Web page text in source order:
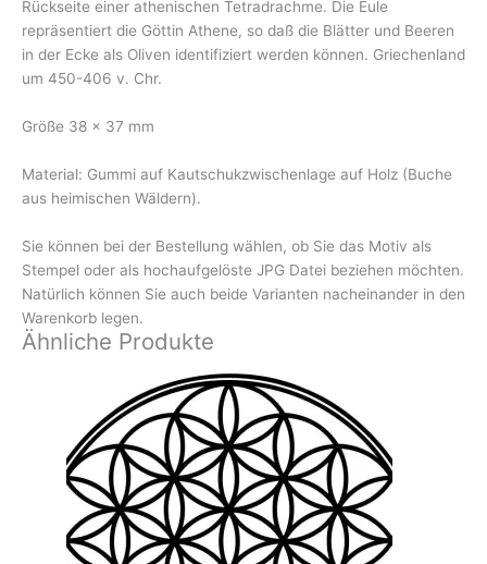
Rückseite einer athenischen Tetradrachme. Die Eule
repräsentiert die Göttin Athene, so daß die Blätter und Beeren
in der Ecke als Oliven identifiziert werden können. Griechenland
um 450-406 v. Chr.
Größe 38 x 37 mm
Material: Gummi auf Kautschukzwischenlage auf Holz (Buche
aus heimischen Wäldern).
Sie können bei der Bestellung wählen, ob Sie das Motiv als
Stempel oder als hochaufgelöste JPG Datei beziehen möchten.
Natürlich können Sie auch beide Varianten nacheinander in den
Warenkorb legen.
Ähnliche Produkte